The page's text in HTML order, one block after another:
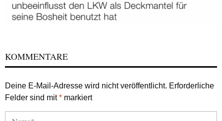
KOMMENTARE
Deine E-Mail-Adresse wird nicht veröffentlicht. Erforderliche
Felder sind mit* markiert